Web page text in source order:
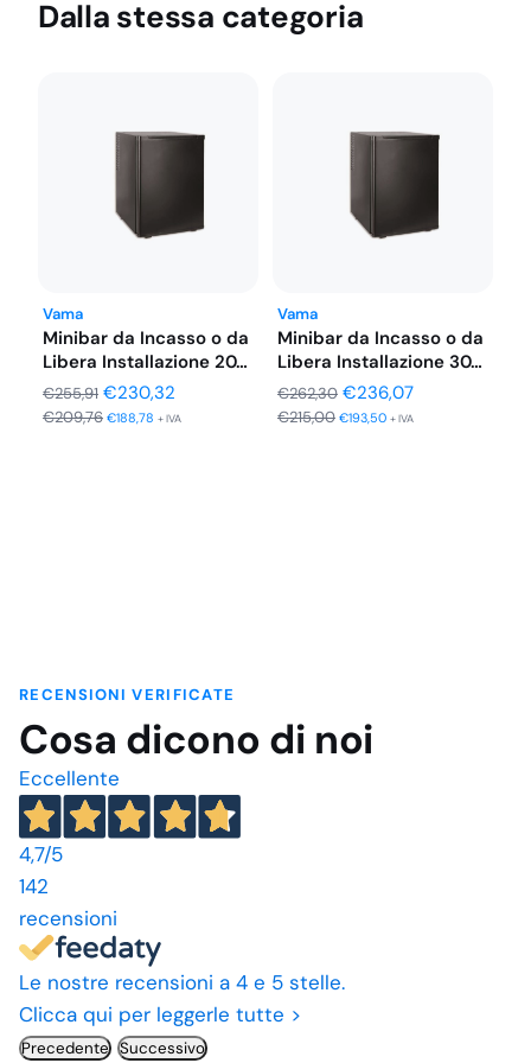
Dalla stessa categoria
Vama
Minibar da Incasso o da
Libera Installazione 20…
€255,91 Il
prezzo
€230,32
prezzo
€209,76 €188,78 + IVA
Vama
Minibar da Incasso o da
Libera Installazione 30…
€262,30 Il
prezzo
€236,07Il
prezzo
€215,00 €193,50 + IVA
RECENSIONI VERIFICATE
Cosa dicono di noi
Eccellente
4,7/5
142
recensioni
Le nostre recensioni a 4 e 5 stelle.
Clicca qui per leggerle tutte >
Precedente Successivo